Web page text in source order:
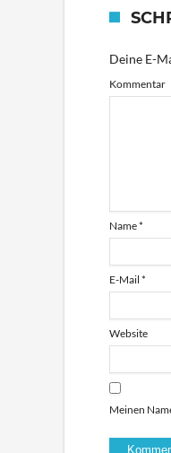
Deine E-
Kommentar
Name*
E-Mail *
Website
Meinen